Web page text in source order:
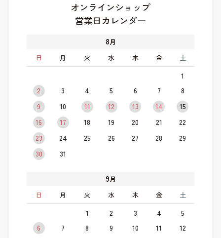
オンラインショップ
営業日カレンダー
8月
日
月 火 水 木 金 土
1
2
3 4 5 6 7
8
9
10 11 12 13 14
15
16
17 18 19 20 21
22
23
24 25 26 27 28
29
30
31
9月
日
月 火 水 木 金 土
1 2 3 4
5
6
7 8 9 10 11
12